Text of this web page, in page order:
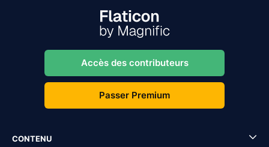
Accès des contributeurs
Passer Premium
CONTENU